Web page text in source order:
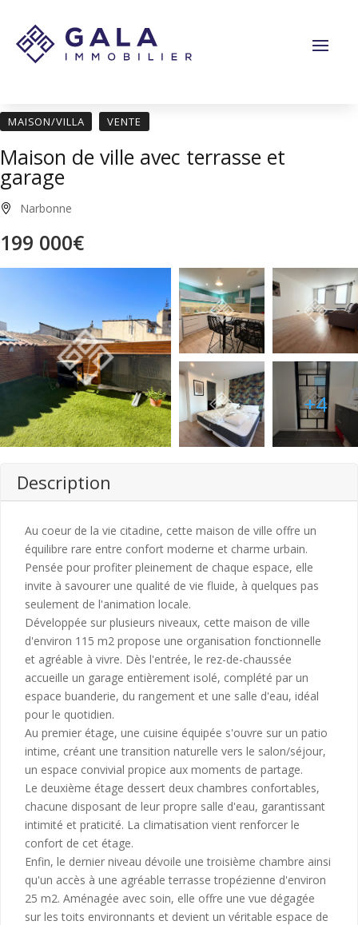
MAISON/VILLA VENTE
Maison de ville avec terrasse et
garage
Narbonne
199 000€
+4
Description
Au coeur de la vie citadine, cette maison de ville offre un
équilibre rare entre confort moderne et charme urbain.
Pensée pour profiter pleinement de chaque espace, elle
invite à savourer une qualité de vie fluide, à quelques pas
seulement de l'animation locale.
Développée sur plusieurs niveaux, cette maison de ville
d'environ 115 m2 propose une organisation fonctionnelle
et agréable à vivre. Dès l'entrée, le rez-de-chaussée
accueille un garage entièrement isolé, complété par un
espace buanderie, du rangement et une salle d'eau, idéal
pour le quotidien.
Au premier étage, une cuisine équipée s'ouvre sur un patio
intime, créant une transition naturelle vers le salon/séjour,
un espace convivial propice aux moments de partage.
Le deuxième étage dessert deux chambres confortables,
chacune disposant de leur propre salle d'eau, garantissant
intimité et praticité. La climatisation vient renforcer le
confort de cet étage.
Enfin, le dernier niveau dévoile une troisième chambre ainsi
qu'un accès à une agréable terrasse tropézienne d'environ
25 m2. Aménagée avec soin, elle offre une vue dégagée
sur les toits environnants et devient un véritable espace de